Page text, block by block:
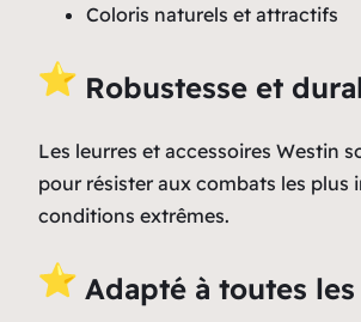
Coloris naturels et attractifs
Robustesse et
Les leurres et accessoires Westin
pour résister aux combats les plus
conditions extrêmes.
Adapté à toutes les